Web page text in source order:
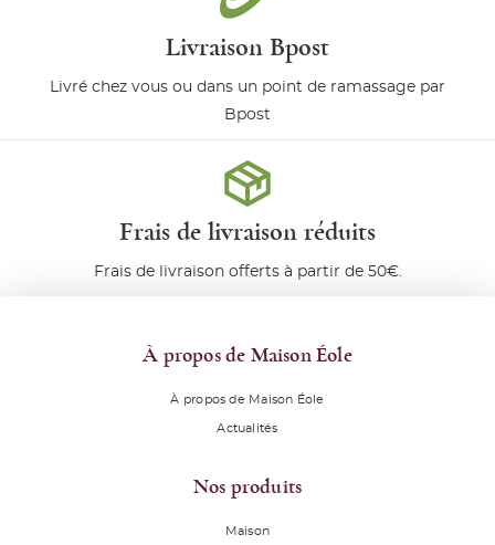
Livraison Bpost
Livré chez vous ou dans un point de ramassage par
Bpost
Frais de livraison réduits
Frais de livraison offerts à partir de 50€.
À propos de Maison Éole
À propos de Maison Éole
Actualités
Nos produits
Maison